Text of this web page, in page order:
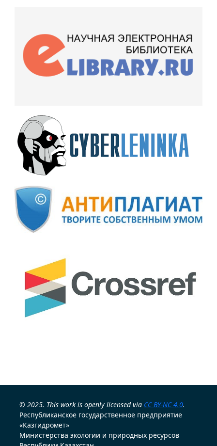
© 2025. This work is openly licensed via CC BY-NC 4.0.
Республиканское государственное предприятие
«Казгидромет»
Министерства экологии и природных ресурсов